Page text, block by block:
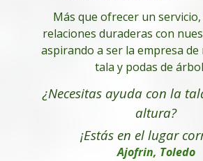
Más que ofrecer un
relaciones duraderas con
aspirando a ser la empresa
tala y podas de
¿Necesitas ayuda con la
altura?
¡Estás en el lugar
Ajofrin, Toledo